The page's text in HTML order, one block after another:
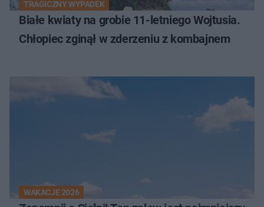
TRAGICZNY WYPADEK
Białe kwiaty na grobie 11-letniego Wojtusia.
Chłopiec zginął w zderzeniu z kombajnem
WAKACJE 2026